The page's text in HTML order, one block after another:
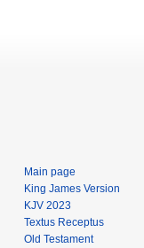
Main page
King James Version
KJV 2023
Textus Receptus
Old Testament